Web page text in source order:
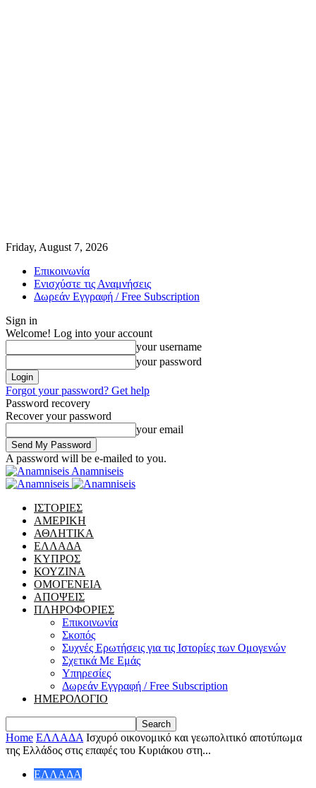
Friday, August 7, 2026
Επικοινωνία
Ενισχύστε τις Αναμνήσεις
Δωρεάν Εγγραφή / Free Subscription
Sign in
Welcome! Log into your account
your username
your password
Forgot your password? Get help
Password recovery
Recover your password
your email
A password will be e-mailed to you.
Anamniseis
ΙΣΤΟΡΙΕΣ
ΑΜΕΡΙΚΗ
ΑΘΛΗΤΙΚΑ
ΕΛΛΑΔΑ
ΚΥΠΡΟΣ
ΚΟΥΖΙΝΑ
ΟΜΟΓΕΝΕΙΑ
ΑΠΟΨΕΙΣ
ΠΛΗΡΟΦΟΡΙΕΣ
Επικοινωνία
Σκοπός
Συχνές Ερωτήσεις για τις Ιστορίες των Ομογενών
Σχετικά Με Εμάς
Υπηρεσίες
Δωρεάν Εγγραφή / Free Subscription
ΗΜΕΡΟΛΟΓΙΟ
Home ΕΛΛΑΔΑ Ισχυρό οικονομικό και γεωπολιτικό αποτύπωμα
της Ελλάδος στις επαφές του Κυριάκου στη...
ΕΛΛΑΔΑ